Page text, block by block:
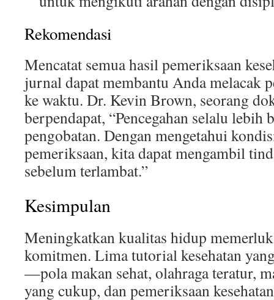
Rekomendasi
Mencatat semua hasil pemeriksaan
jurnal dapat membantu Anda melacak
ke waktu. Dr. Kevin Brown, seorang
berpendapat, “Pencegahan selalu lebih
pengobatan. Dengan mengetahui
pemeriksaan, kita dapat mengambil
sebelum terlambat.”
Kesimpulan
Meningkatkan kualitas hidup
komitmen. Lima tutorial kesehatan
—pola makan sehat, olahraga teratur,
yang cukup, dan pemeriksaan